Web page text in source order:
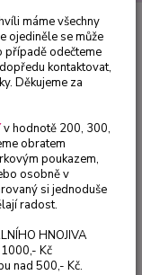
- 1 ks
máme všechny
ojediněle se může
případě odečteme
kontaktovat,
Děkujeme za
v hodnotě 200, 300,
obratem
poukazem,
osobně v
si jednoduše
radost.
HNOJIVA
Kč
nad 500,- Kč.